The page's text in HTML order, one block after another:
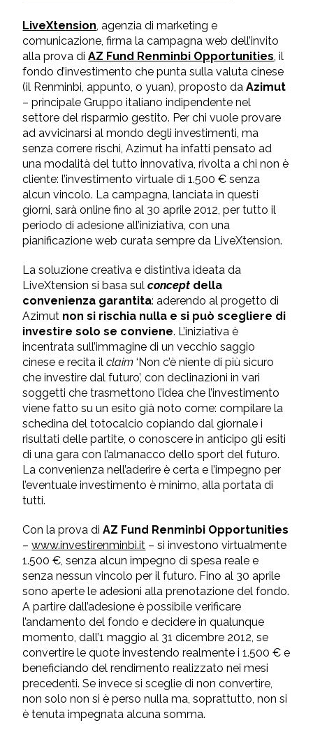
LiveXtension, agenzia di marketing e
comunicazione, firma la campagna web dell’invito
alla prova diAZ Fund Renminbi Opportunities, il
fondo d’investimento che punta sulla valuta cinese
(il Renminbi, appunto, o yuan), proposto daAzimut
– principale Gruppo italiano indipendente nel
settore del risparmio gestito. Per chi vuole provare
ad avvicinarsi al mondo degli investimenti, ma
senza correre rischi, Azimut ha infatti pensato ad
una modalità del tutto innovativa, rivolta a chi non è
cliente: l’investimento virtuale di 1.500 € senza
alcun vincolo. La campagna, lanciata in questi
giorni, sarà online fino al 30 aprile 2012, per tutto il
periodo di adesione all’iniziativa, con una
pianificazione web curata sempre da LiveXtension.
La soluzione creativa e distintiva ideata da
LiveXtension si basa sulconcept della
convenienza garantita: aderendo al progetto di
Azimut non si rischia nulla e si può scegliere di
investire solo se conviene. L’iniziativa è
incentrata sull’immagine di un vecchio saggio
cinese e recita ilclaim ‘Non c’è niente di più sicuro
che investire dal futuro’, con declinazioni in vari
soggetti che trasmettono l’idea che l’investimento
viene fatto su un esito già noto come: compilare la
schedina del totocalcio copiando dal giornale i
risultati delle partite, o conoscere in anticipo gli esiti
di una gara con l’almanacco dello sport del futuro.
La convenienza nell’aderire è certa e l’impegno per
l’eventuale investimento è minimo, alla portata di
tutti.
Con la prova diAZ Fund Renminbi Opportunities
–www.investirenminbi.it – si investono virtualmente
1.500 €, senza alcun impegno di spesa reale e
senza nessun vincolo per il futuro. Fino al 30 aprile
sono aperte le adesioni alla prenotazione del fondo.
A partire dall’adesione è possibile verificare
l’andamento del fondo e decidere in qualunque
momento, dall’1 maggio al 31 dicembre 2012, se
convertire le quote investendo realmente i 1.500 € e
beneficiando del rendimento realizzato nei mesi
precedenti. Se invece si sceglie di non convertire,
non solo non si è perso nulla ma, soprattutto, non si
è tenuta impegnata alcuna somma.